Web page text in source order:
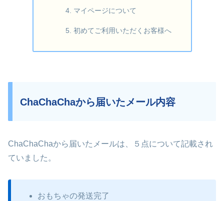
マイページについて
初めてご利用いただくお客様へ
ChaChaChaから届いたメール内容
ChaChaChaから届いたメールは、５点について記載され
ていました。
おもちゃの発送完了